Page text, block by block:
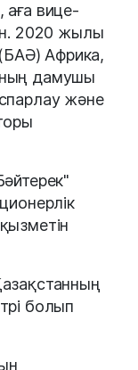
вице-
2020 жылы
Африка,
дамушы
және
болып